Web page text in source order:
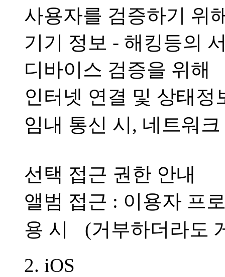
사용자를 검증하기 위
기기 정보 - 해킹등의
디바이스 검증을 위해
인터넷 연결 및 상태정
임내 통신 시, 네트워
선택 접근 권한 안내
앨범 접근 : 이용자 프
용 시 (거부하더라도
2. iOS